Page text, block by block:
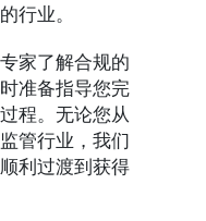
行业。
家了解合规的
准备指导您完
程。无论您从
管行业，我们
利过渡到获得